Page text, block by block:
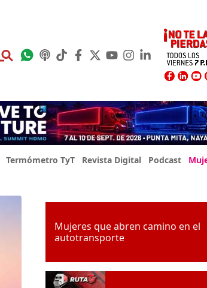
Termómetro TyT Revista Digital Podcast
Mujeres que abren camino en el
autotransporte